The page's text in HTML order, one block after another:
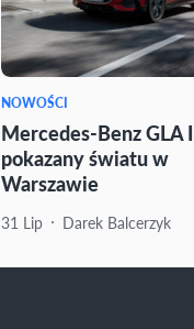
NOWOŚCI
Mercedes-Benz GLA
pokazany światu w
Warszawie
31 Lip Darek Balcerzyk